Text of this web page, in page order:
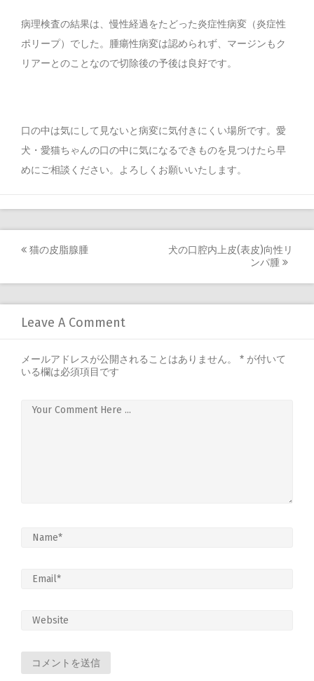
病理検査の結果は、慢性経過をたどった炎症性病変（炎症性
ポリープ）でした。腫瘍性病変は認められず、マージンもク
リアーとのことなので切除後の予後は良好です。
口の中は気にして見ないと病変に気付きにくい場所です。愛
犬・愛猫ちゃんの口の中に気になるできものを見つけたら早
めにご相談ください。よろしくお願いいたします。
navigation
猫の皮脂腺腫
犬の口腔内上皮(表皮)向性リ
ンパ腫
Leave A Comment
メールアドレスが公開されることはありません。 * が付いて
いる欄は必須項目です